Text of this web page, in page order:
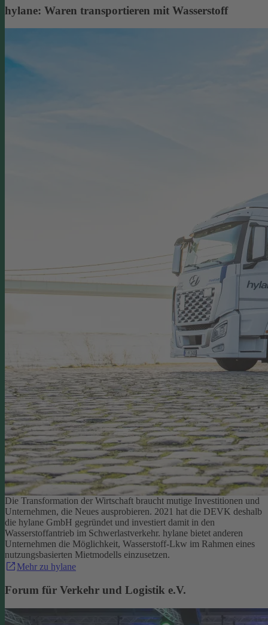
hylane: Waren transportieren mit Wasserstoff
Die Transformation der Wirtschaft braucht mutige Investitionen und
Unternehmen, die Neues ausprobieren. 2021 hat die DEVK deshalb
die hylane GmbH gegründet und investiert damit in den
Wasserstoffantrieb im Schwerlastverkehr. hylane bietet anderen
Unternehmen die Möglichkeit, Wasserstoff-Lkw im Rahmen eines
nutzungsbasierten Mietmodells einzusetzen.
Mehr zu hylane
Forum für Verkehr und Logistik e.V.